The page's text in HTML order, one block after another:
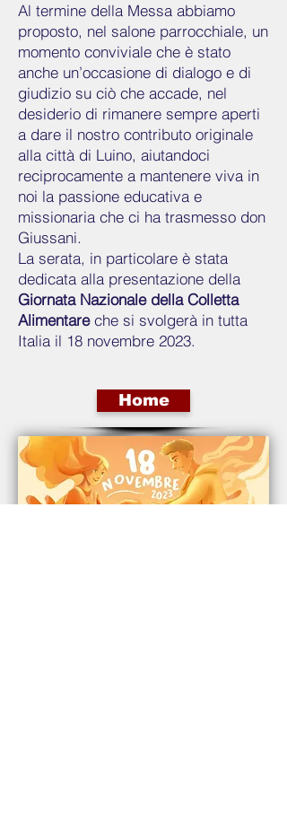
Al termine della Messa abbiamo
proposto, nel salone parrocchiale, un
momento conviviale che è stato
anche un’occasione di dialogo e di
giudizio su ciò che accade, nel
desiderio di rimanere sempre aperti
a dare il nostro contributo originale
alla città di Luino, aiutandoci
reciprocamente a mantenere viva in
noi la passione educativa e
missionaria che ci ha trasmesso don
Giussani.
La serata, in particolare è stata
dedicata alla presentazione della
Giornata Nazionale della Colletta
Alimentareche si svolgerà in tutta
Italia il 18 novembre 2023.
Home